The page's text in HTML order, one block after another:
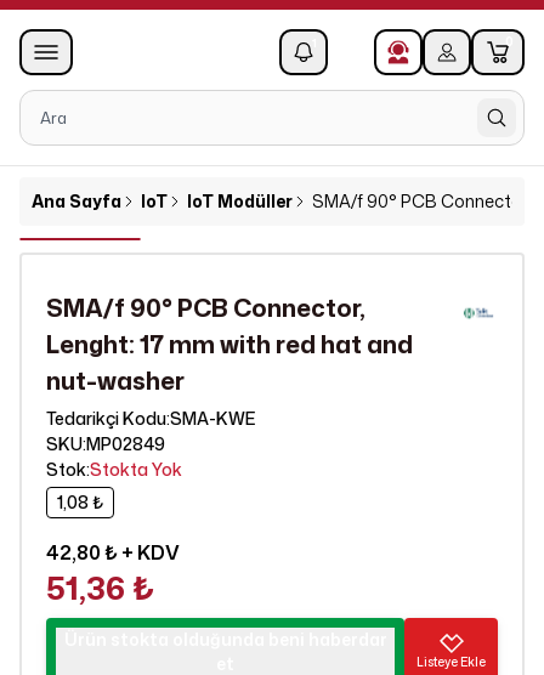
0
Ana Sayfa IoT IoT Modüller SMA/f 90° PCB Connector,
SMA/f 90° PCB Connector,
Lenght: 17 mm with red hat and
nut-washer
Tedarikçi Kodu:SMA-KWE
SKU:MP02849
Stok:Stokta Yok
1,08 ₺
42,80 ₺+ KDV
51,36 ₺
Listeye Ekle